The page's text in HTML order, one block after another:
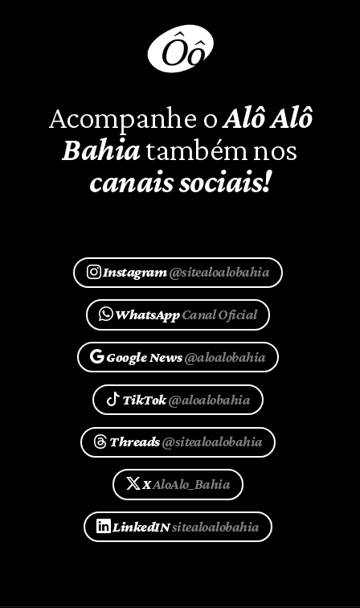
Acompanhe oAlô Alô
Bahiatambém nos
canais sociais!
Instagram@sitealoalobahia
WhatsAppCanal Oficial
Google News@aloalobahia
TikTok@aloalobahia
Threads@sitealoalobahia
XAloAlo_Bahia
LinkedINsitealoalobahia